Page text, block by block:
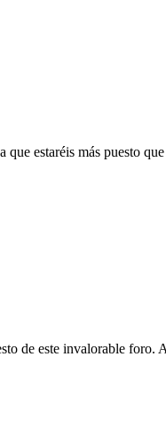
estaréis más puesto
de este invalorable foro.